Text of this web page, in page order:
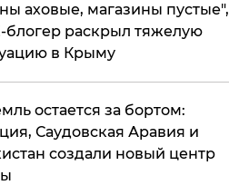
аховые, магазины пустые",
раскрыл тяжелую
в Крыму
остается за бортом:
Саудовская Аравия и
создали новый центр